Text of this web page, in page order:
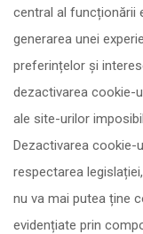
central al funcționării
generarea unei
preferințelor și
dezactivarea cookie-
ale site-urilor
Dezactivarea cookie-
respectarea
nu va mai putea ține
evidențiate prin